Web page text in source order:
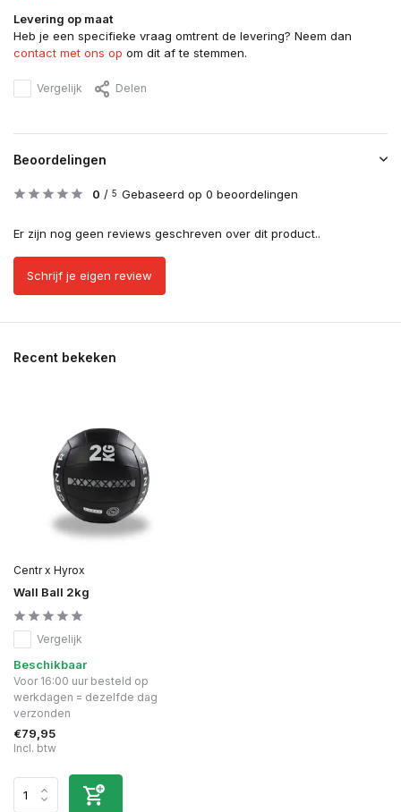
Levering op maat
Heb je een specifieke vraag omtrent de levering? Neem dan
contact met ons op om dit af te stemmen.
Vergelijk Delen
Beoordelingen
0 / 5 Gebaseerd op 0 beoordelingen
Er zijn nog geen reviews geschreven over dit product..
Schrijf je eigen review
Recent bekeken
Centr x Hyrox
Wall Ball 2kg
Vergelijk
Beschikbaar
Voor 16:00 uur besteld op
werkdagen = dezelfde dag
verzonden
€79,95
Incl. btw